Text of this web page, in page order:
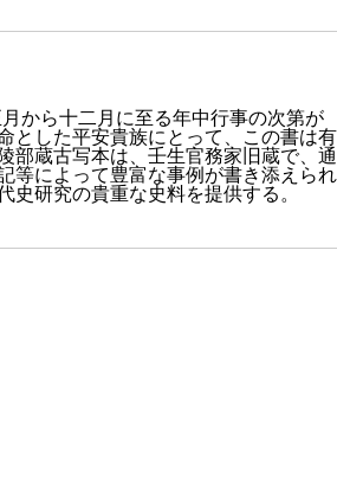
から十二月に至る年中行事の次第が
とした平安貴族にとって、この書は有
部蔵古写本は、壬生官務家旧蔵で、通
等によって豊富な事例が書き添えられ
研究の貴重な史料を提供する。